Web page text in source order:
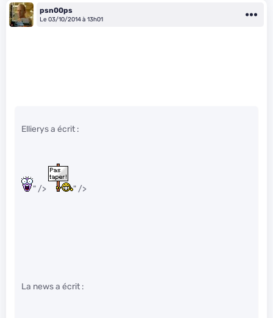
psn00ps
Le 03/10/2014 à 13h01
Ellierys a écrit :
" /> " />
La news a écrit :